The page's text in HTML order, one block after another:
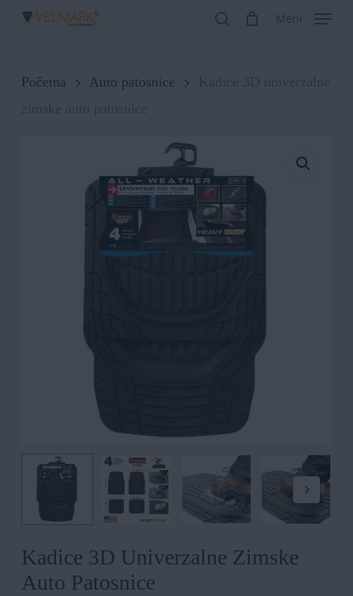
Skip
content
Meni
Početna Auto patosnice
Kadice 3D Univerzalne Zimske
Auto Patosnice